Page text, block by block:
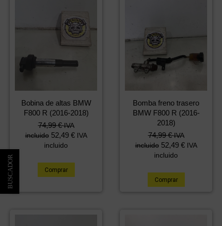
Bobina de altas BMW
F800 R (2016-2018)
74,99€ IVA
incluido 52,49 € IVA
incluido
Comprar
Bomba freno trasero
BMW F800 R (2016-
2018)
74,99€ IVA
incluido 52,49 € IVA
incluido
Comprar